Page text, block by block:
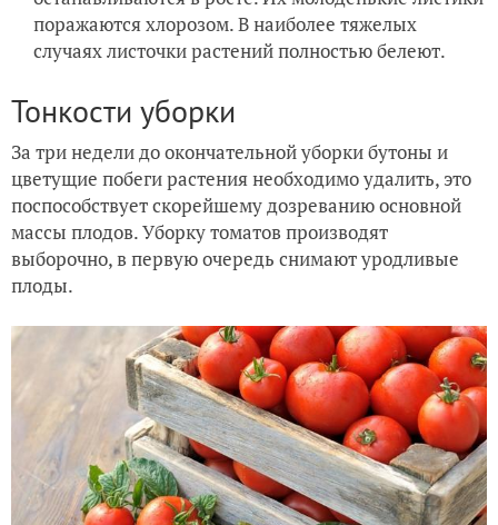
поражаются хлорозом. В наиболее тяжелых
случаях листочки растений полностью белеют.
Тонкости уборки
За три недели до окончательной уборки бутоны и
цветущие побеги растения необходимо удалить, это
поспособствует скорейшему дозреванию основной
массы плодов. Уборку томатов производят
выборочно, в первую очередь снимают уродливые
плоды.